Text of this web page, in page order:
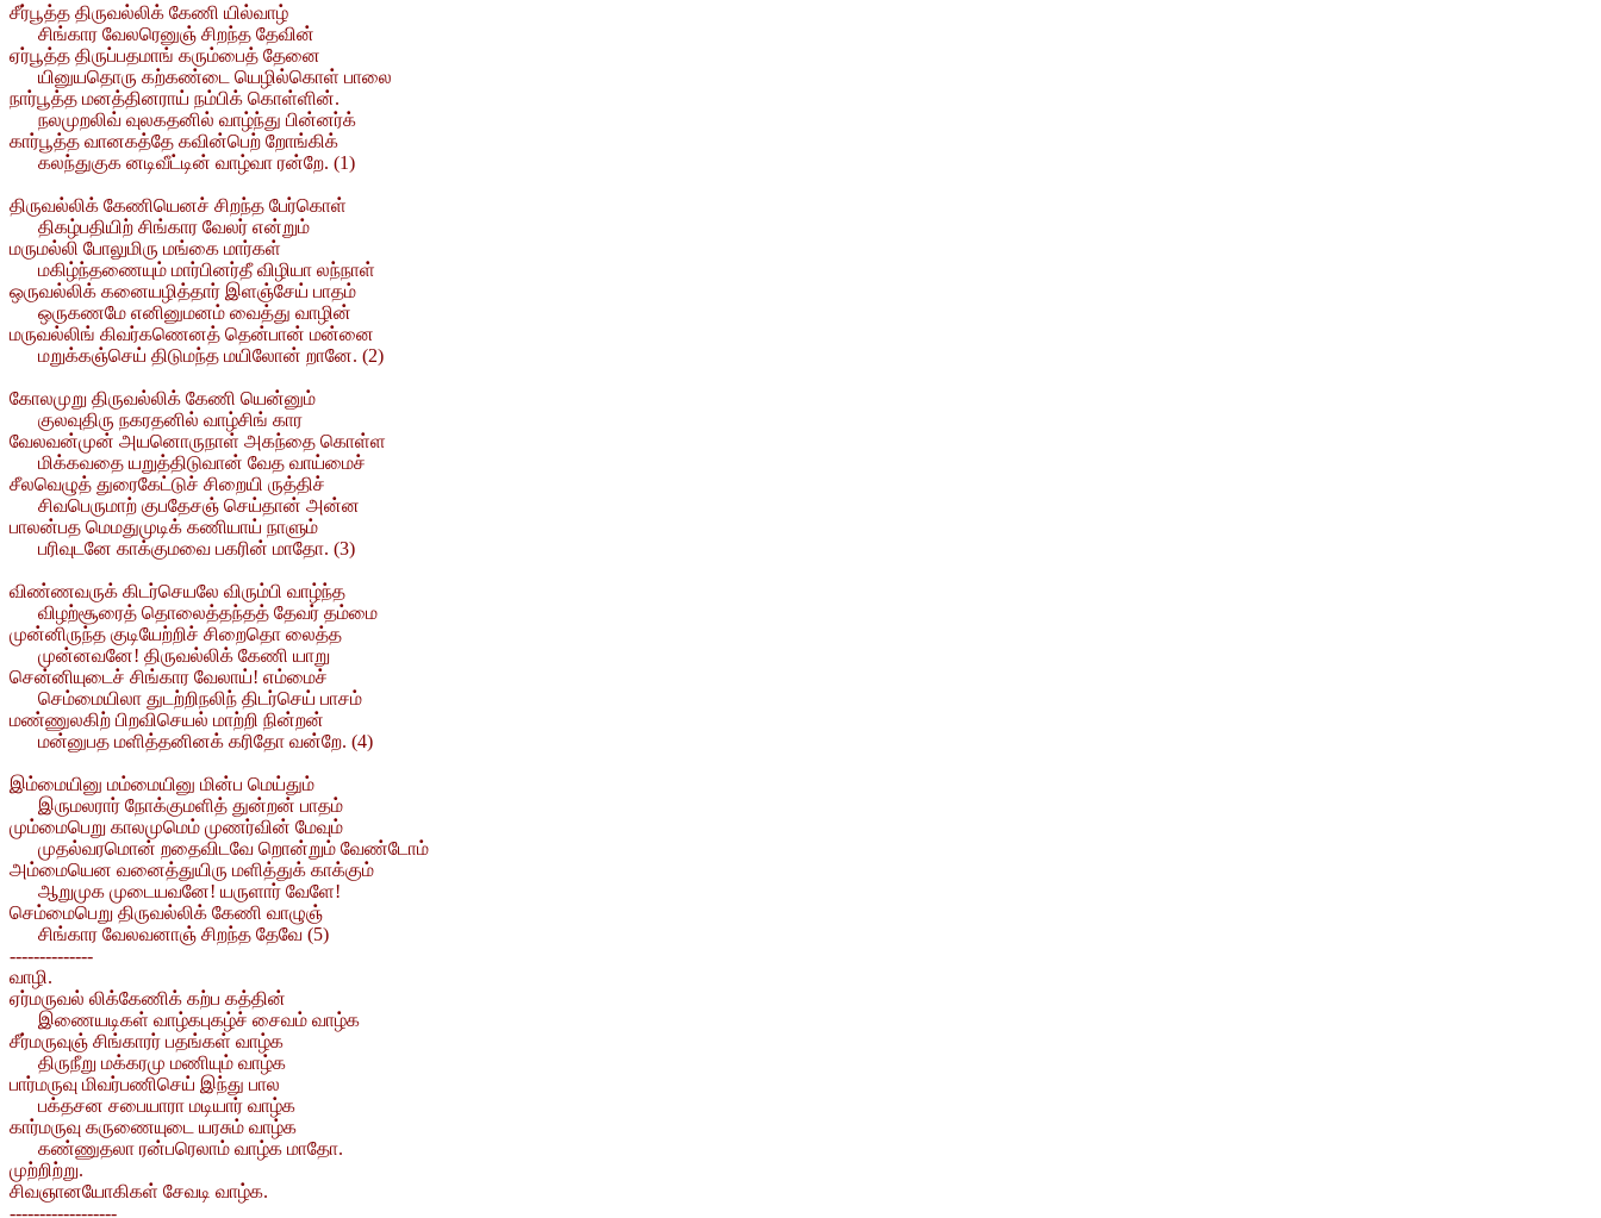
சீர்பூத்த திருவல்லிக் கேணி யில்வாழ்
சிங்கார வேலரெனுஞ் சிறந்த தேவின்
ஏர்பூத்த திருப்பதமாங் கரும்பைத் தேனை
யினுயதொரு கற்கண்டை யெழில்கொள் பாலை
நார்பூத்த மனத்தினராய் நம்பிக் கொள்ளின்.
நலமுறலிவ் வுலகதனில் வாழ்ந்து பின்னர்க்
கார்பூத்த வானகத்தே கவின்பெற் றோங்கிக்
கலந்துகுக னடிவீட்டின் வாழ்வா ரன்றே. (1)
திருவல்லிக் கேணியெனச் சிறந்த பேர்கொள்
திகழ்பதியிற் சிங்கார வேலர் என்றும்
மருமல்லி போலுமிரு மங்கை மார்கள்
மகிழ்ந்தணையும் மார்பினர்தீ விழியா லந்நாள்
ஒருவல்லிக் கனையழித்தார் இளஞ்சேய் பாதம்
ஒருகணமே எனினுமனம் வைத்து வாழின்
மருவல்லிங் கிவர்கணெனத் தென்பான் மன்னை
மறுக்கஞ்செய் திடுமந்த மயிலோன் றானே. (2)
கோலமுறு திருவல்லிக் கேணி யென்னும்
குலவுதிரு நகரதனில் வாழ்சிங் கார
வேலவன்முன் அயனொருநாள் அகந்தை கொள்ள
மிக்கவதை யறுத்திடுவான் வேத வாய்மைச்
சீலவெழுத் துரைகேட்டுச் சிறையி ருத்திச்
சிவபெருமாற் குபதேசஞ் செய்தான் அன்ன
பாலன்பத மெமதுமுடிக் கணியாய் நாளும்
பரிவுடனே காக்குமவை பகரின் மாதோ. (3)
விண்ணவருக் கிடர்செயலே விரும்பி வாழ்ந்த
விழற்சூரைத் தொலைத்தந்தத் தேவர் தம்மை
முன்னிருந்த குடியேற்றிச் சிறைதொ லைத்த
முன்னவனே! திருவல்லிக் கேணி யாறு
சென்னியுடைச் சிங்கார வேலாய்! எம்மைச்
செம்மையிலா துடற்றிநலிந் திடர்செய் பாசம்
மண்ணுலகிற் பிறவிசெயல் மாற்றி நின்றன்
மன்னுபத மளித்தனினக் கரிதோ வன்றே. (4)
இம்மையினு மம்மையினு மின்ப மெய்தும்
இருமலரார் நோக்குமளித் துன்றன் பாதம்
மும்மைபெறு காலமுமெம் முணர்வின் மேவும்
முதல்வரமொன் றதைவிடவே றொன்றும் வேண்டோம்
அம்மையென வனைத்துயிரு மளித்துக் காக்கும்
ஆறுமுக முடையவனே! யருளார் வேளே!
செம்மைபெறு திருவல்லிக் கேணி வாழுஞ்
சிங்கார வேலவனாஞ் சிறந்த தேவே (5)
--------------
வாழி.
ஏர்மருவல் லிக்கேணிக் கற்ப கத்தின்
இணையடிகள் வாழ்கபுகழ்ச் சைவம் வாழ்க
சீர்மருவுஞ் சிங்காரர் பதங்கள் வாழ்க
திருநீறு மக்கரமு மணியும் வாழ்க
பார்மருவு மிவர்பணிசெய் இந்து பால
பக்தசன சபையாரா மடியார் வாழ்க
கார்மருவு கருணையுடை யரசும் வாழ்க
கண்ணுதலா ரன்பரெலாம் வாழ்க மாதோ.
முற்றிற்று.
சிவஞானயோகிகள் சேவடி வாழ்க.
------------------